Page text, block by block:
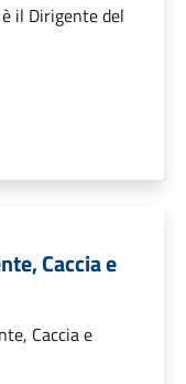
il Dirigente del
Caccia e
Caccia e